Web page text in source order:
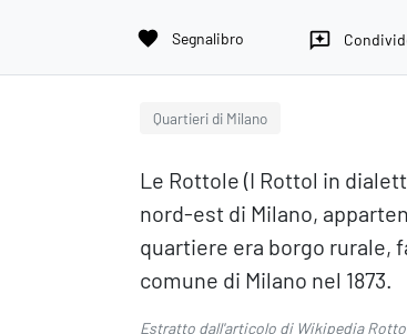
favorite Segnalibro reviews
Quartieri di Milano
Le Rottole (I Rottol in
nord-est di Milano,
quartiere era borgo rurale,
comune di Milano nel 1873.
Estratto dall'articolo di Wikipedia